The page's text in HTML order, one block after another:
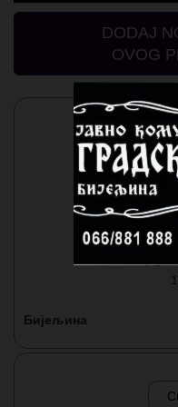
DODAJ
OVOG
Бијељина